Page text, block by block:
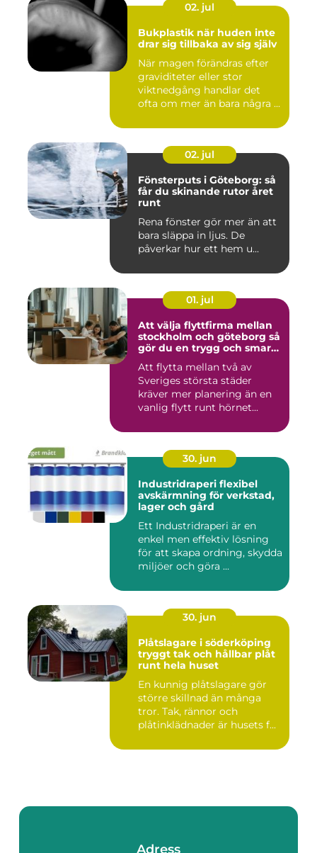
02. jul
Bukplastik när huden inte
drar sig tillbaka av sig själv
När magen förändras efter
graviditeter eller stor
viktnedgång handlar det
ofta om mer än bara några ...
02. jul
Fönsterputs i Göteborg: så
får du skinande rutor året
runt
Rena fönster gör mer än att
bara släppa in ljus. De
påverkar hur ett hem u...
01. jul
Att välja flyttfirma mellan
stockholm och göteborg så
gör du en trygg och smart
Att flytta mellan två av
Sveriges största städer
kräver mer planering än en
vanlig flytt runt hörnet...
30. jun
Industridraperi flexibel
avskärmning för verkstad,
lager och gård
Ett Industridraperi är en
enkel men effektiv lösning
för att skapa ordning, skydda
miljöer och göra ...
30. jun
Plåtslagare i söderköping
tryggt tak och hållbar plåt
runt hela huset
En kunnig plåtslagare gör
större skillnad än många
tror. Tak, rännor och
plåtinklädnader är husets f...
Adress